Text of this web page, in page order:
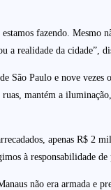
fazendo. Mesmo
a realidade da cidade”,
São Paulo e nove vezes
mantém a
apenas R$ 2
à responsabilidade de
não era armada e